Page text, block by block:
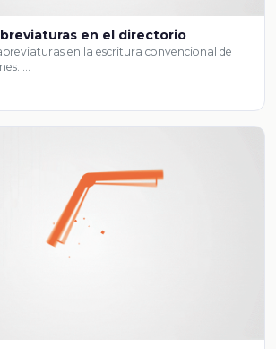
en el directorio
en la escritura convencional de
…